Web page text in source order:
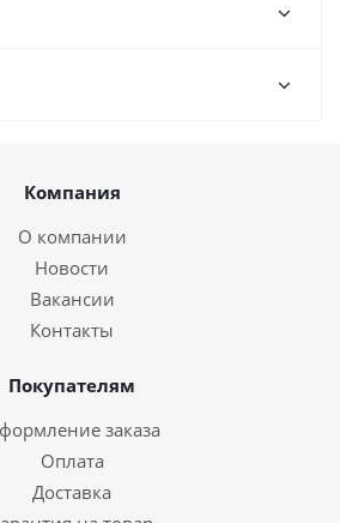
Компания
О компании
Новости
Вакансии
Контакты
Покупателям
заказа
Оплата
Доставка